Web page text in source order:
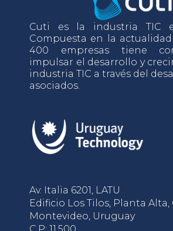
Cuti es la industria TIC
Compuesta en la
400 empresas tiene
impulsar el desarrollo y
industria TIC a través del
asociados.
Av. Italia 6201, LATU
Edificio Los Tilos, Planta Alta,
Montevideo, Uruguay